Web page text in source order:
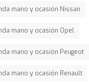
mano y ocasión Nissan
mano y ocasión Opel
mano y ocasión Peugeot
mano y ocasión Renault